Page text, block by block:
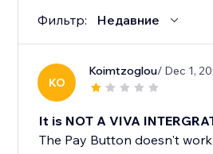
Фильтр: Недавние
KO
Koimtzoglou/ Dec 1,
It is NOT A VIVA
The Pay Button doesn't